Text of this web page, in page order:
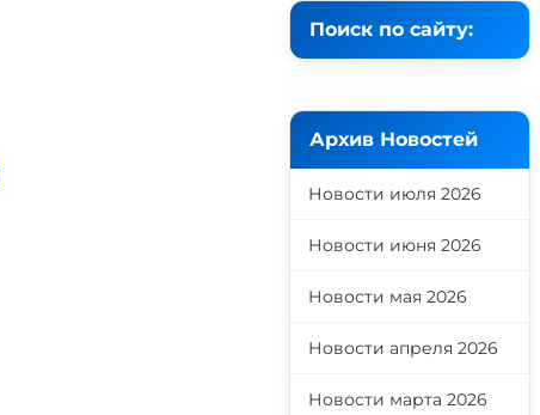
Поиск по сайту:
Архив Новостей
Новости июля 2026
Новости июня 2026
Новости мая 2026
Новости апреля 2026
Новости марта 2026